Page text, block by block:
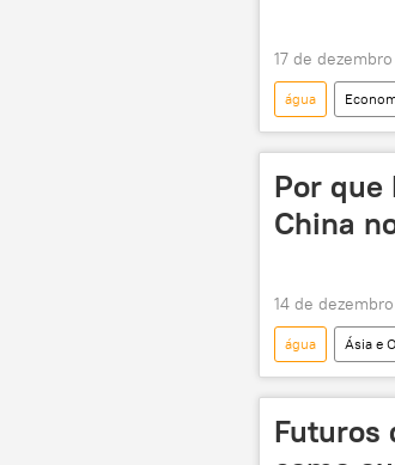
17 de
água
Por que
China
14 de
água Ásia e
Vietnã
Futuros